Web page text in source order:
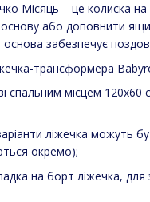
Місяць – це колиска
або доповнити
забезпечує
трансформера
спальним місцем
ліжечка можуть
окремо);
на борт ліжечка, для